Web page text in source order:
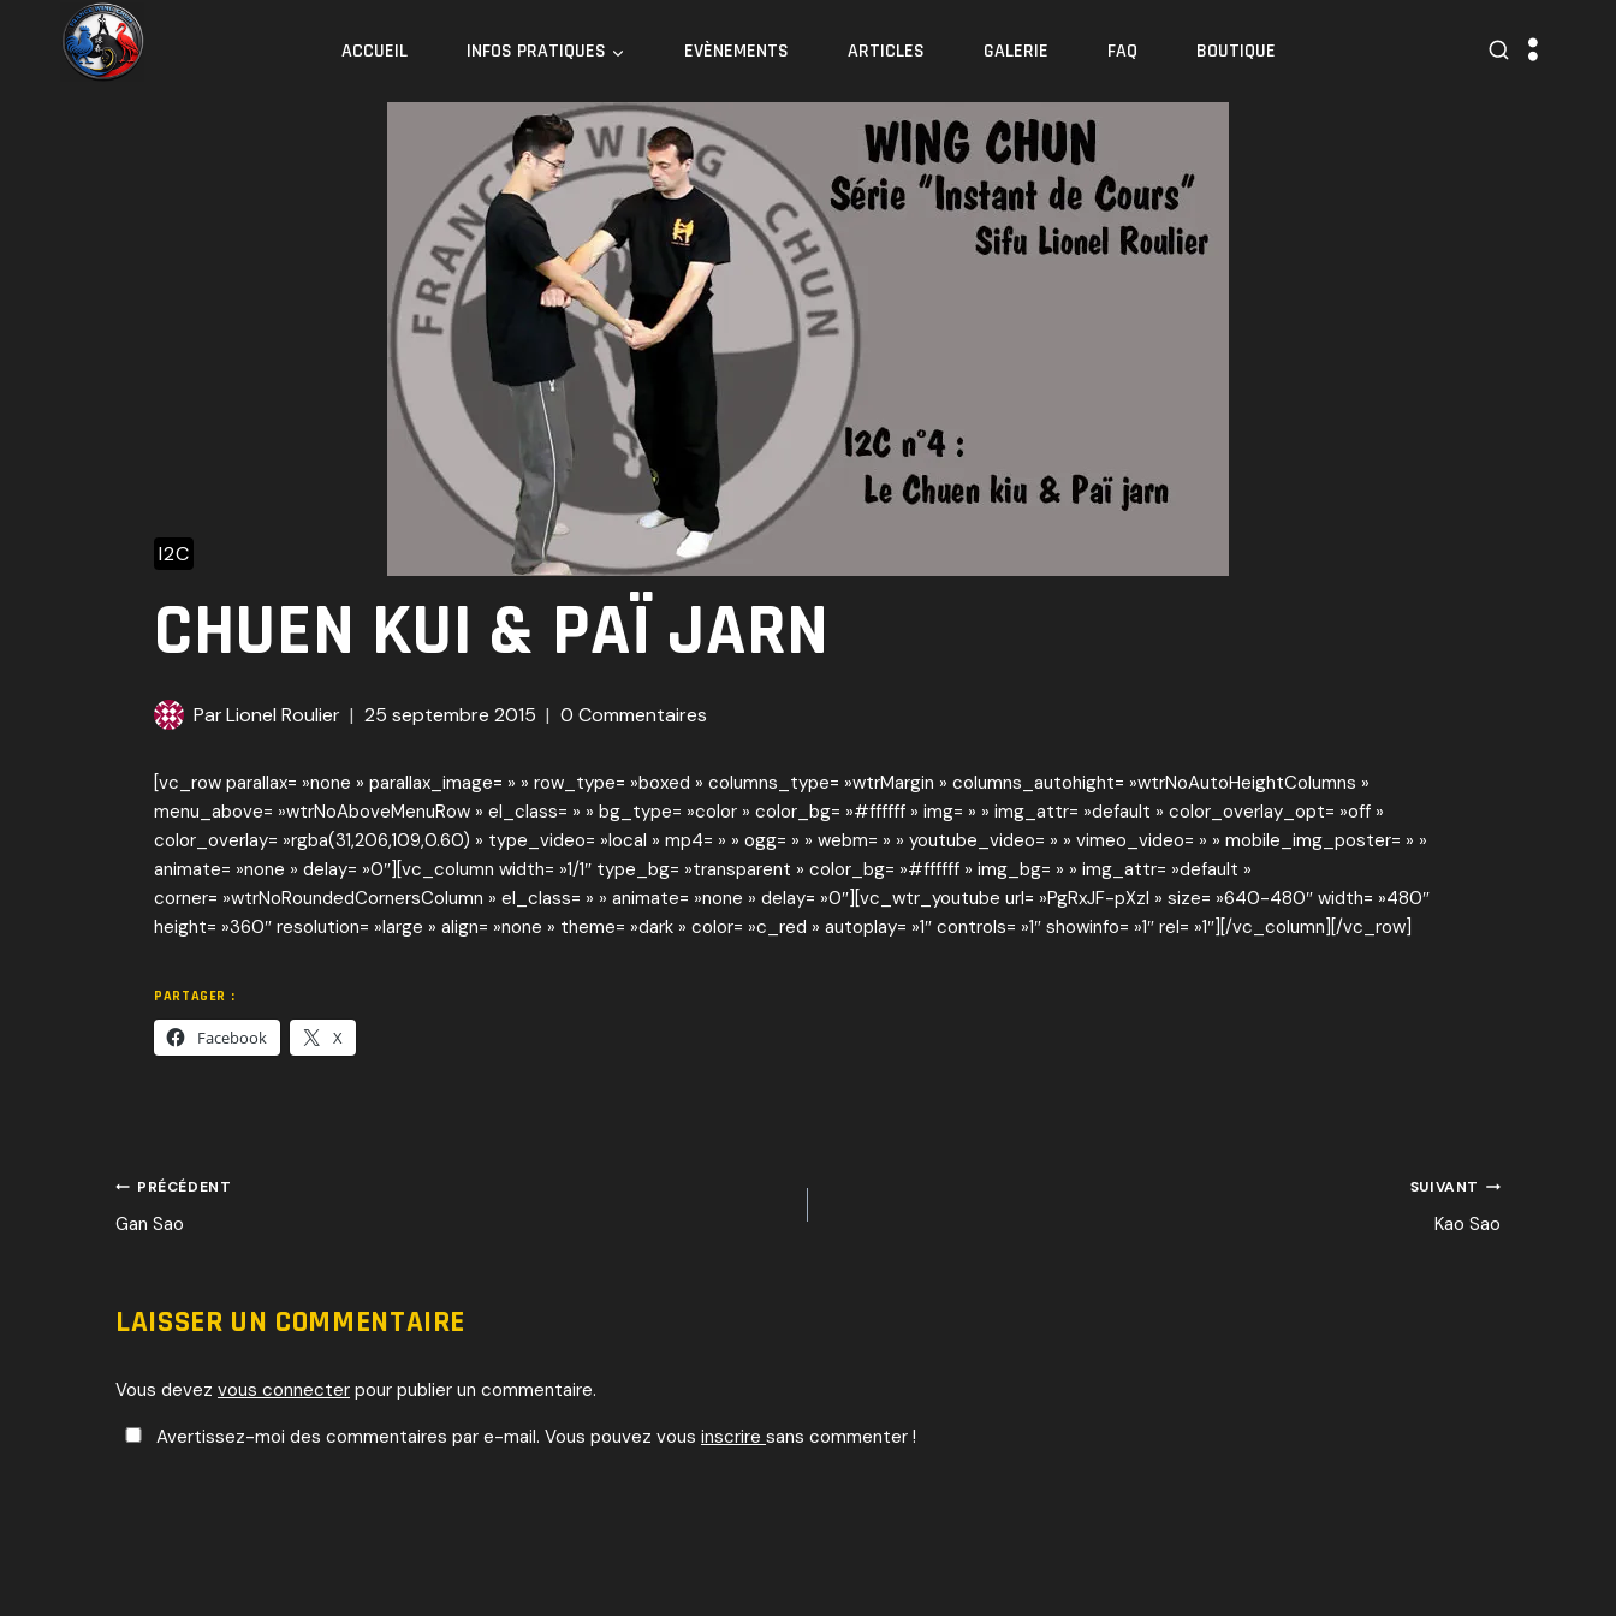
ACCUEIL INFOS PRATIQUES EVÈNEMENTS ARTICLES GALERIE FAQ BOUTIQUE
I2C
CHUEN KUI & PAÏ JARN
ParLionel Roulier 25 septembre 2015 0 Commentaires
[vc_row parallax= »none » parallax_image= » » row_type= »boxed » columns_type= »wtrMargin » columns_autohight= »wtrNoAutoHeightColumns »
menu_above= »wtrNoAboveMenuRow » el_class= » » bg_type= »color » color_bg= »#ffffff » img= » » img_attr= »default » color_overlay_opt= »off »
color_overlay= »rgba(31,206,109,0.60) » type_video= »local » mp4= » » ogg= » » webm= » » youtube_video= » » vimeo_video= » » mobile_img_poster= » »
animate= »none » delay= »0″][vc_column width= »1/1″ type_bg= »transparent » color_bg= »#ffffff » img_bg= » » img_attr= »default »
corner= »wtrNoRoundedCornersColumn » el_class= » » animate= »none » delay= »0″][vc_wtr_youtube url= »PgRxJF-pXzI » size= »640-480″ width= »480″
height= »360″ resolution= »large » align= »none » theme= »dark » color= »c_red » autoplay= »1″ controls= »1″ showinfo= »1″ rel= »1″][/vc_column][/vc_row]
PARTAGER :
Facebook X
NAVIGATION
DE
L’ARTICLE
PRÉCÉDENT
Gan Sao
SUIVANT
Kao Sao
LAISSER UN COMMENTAIRE
Vous devez vous connecter pour publier un commentaire.
Avertissez-moi des commentaires par e-mail. Vous pouvez vous inscrire sans commenter !